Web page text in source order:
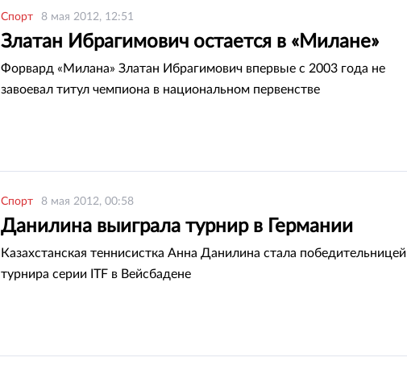
Спорт 8 мая 2012, 12:51
Златан Ибрагимович остается в «Милане»
Форвард «Милана» Златан Ибрагимович впервые с 2003 года не
завоевал титул чемпиона в национальном первенстве
Спорт 8 мая 2012, 00:58
Данилина выиграла турнир в Германии
Казахстанская теннисистка Анна Данилина стала победительницей
турнира серии ITF в Вейсбадене